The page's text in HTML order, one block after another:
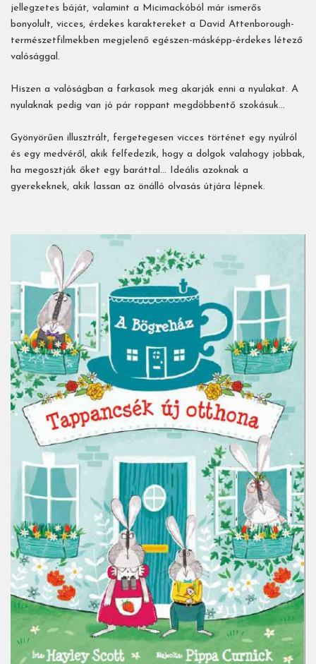
jellegzetes báját, valamint a Micimackóból már ismerős
bonyolult, vicces, érdekes karaktereket a David Attenborough-
természetfilmekben megjelenő egészen-másképp-érdekes létező
valósággal.
Hiszen a valóságban a farkasok meg akarják enni a nyulakat. A
nyulaknak pedig van jó pár roppant megdöbbentő szokásuk…
Gyönyörűen illusztrált, fergetegesen vicces történet egy nyúlról
és egy medvéről, akik felfedezik, hogy a dolgok valahogy jobbak,
ha megosztják őket egy baráttal… Ideális azoknak a
gyerekeknek, akik lassan az önálló olvasás útjára lépnek.